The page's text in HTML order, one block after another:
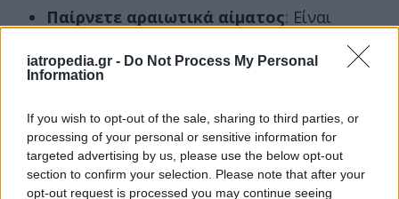
iatropedia.gr - Do Not Process My Personal
Information
If you wish to opt-out of the sale, sharing to third parties, or
processing of your personal or sensitive information for
targeted advertising by us, please use the below opt-out
section to confirm your selection. Please note that after your
opt-out request is processed you may continue seeing
Παίρνετε αραιωτικά αίματος: Είναι
πήξη του αίματος. Εάν τρώτε περισσότερο
από το συνηθισμένο, μπορεί να αλλάξει ο
τρόπος με τον οποίο ο οργανισμός
ανταποκρίνεται στο φάρμακό σας. Αν και
δεν χρειάζεται να αποφεύγετε εντελώς το
μπρόκολο, εάν παίρνετε αντιπηκτικά, θα